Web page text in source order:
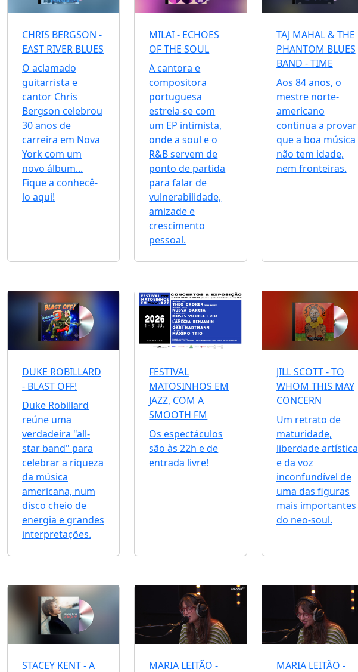
CHRIS BERGSON -
EAST RIVER BLUES
O aclamado
guitarrista e
cantor Chris
Bergson celebrou
30 anos de
carreira em Nova
York com um
novo álbum...
Fique a conhecê-
lo aqui!
MILAI - ECHOES
OF THE SOUL
A cantora e
compositora
portuguesa
estreia-se com
um EP intimista,
onde a soul e o
R&B servem de
ponto de partida
para falar de
vulnerabilidade,
amizade e
crescimento
pessoal.
TAJ MAHAL & THE
PHANTOM BLUES
BAND - TIME
Aos 84 anos, o
mestre norte-
americano
continua a provar
que a boa música
não tem idade,
nem fronteiras.
DUKE ROBILLARD
- BLAST OFF!
Duke Robillard
reúne uma
verdadeira "all-
star band" para
celebrar a riqueza
da música
americana, num
disco cheio de
energia e grandes
interpretações.
FESTIVAL
MATOSINHOS EM
JAZZ, COM A
SMOOTH FM
Os espectáculos
são às 22h e de
entrada livre!
JILL SCOTT - TO
WHOM THIS MAY
CONCERN
Um retrato de
maturidade,
liberdade artística
e da voz
inconfundível de
uma das figuras
mais importantes
do neo-soul.
STACEY KENT - A MARIA LEITÃO - MARIA LEITÃO -